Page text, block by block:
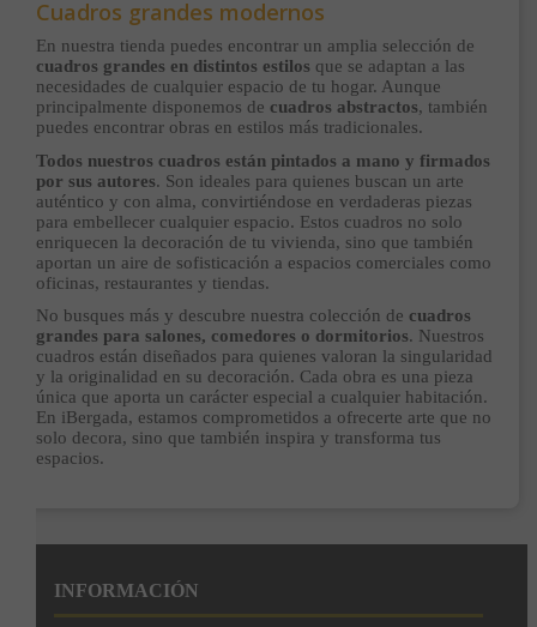
Cuadros grandes modernos
En nuestra tienda puedes encontrar un amplia selección de
cuadros grandes en distintos estilos que se adaptan a las
necesidades de cualquier espacio de tu hogar. Aunque
principalmente disponemos de cuadros abstractos, también
puedes encontrar obras en estilos más tradicionales.
Todos nuestros cuadros están pintados a mano y firmados
por sus autores. Son ideales para quienes buscan un arte
auténtico y con alma, convirtiéndose en verdaderas piezas
para embellecer cualquier espacio. Estos cuadros no solo
enriquecen la decoración de tu vivienda, sino que también
aportan un aire de sofisticación a espacios comerciales como
oficinas, restaurantes y tiendas.
No busques más y descubre nuestra colección de cuadros
grandes para salones, comedores o dormitorios. Nuestros
cuadros están diseñados para quienes valoran la singularidad
y la originalidad en su decoración. Cada obra es una pieza
única que aporta un carácter especial a cualquier habitación.
En iBergada, estamos comprometidos a ofrecerte arte que no
solo decora, sino que también inspira y transforma tus
espacios.
INFORMACIÓN